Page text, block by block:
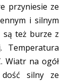
przyniesie ze
i silnym
są też burze z
Temperatura
Wiatr na ogół
silny ze